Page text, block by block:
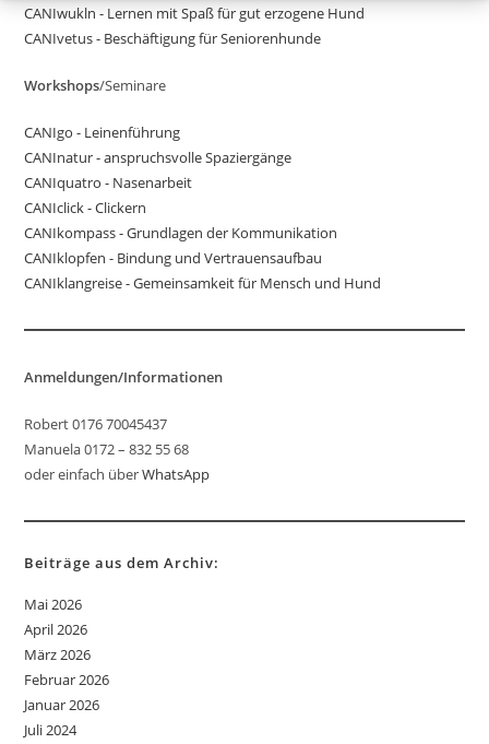
CANIwukln - Lernen mit Spaß für gut erzogene Hund
CANIvetus - Beschäftigung für Seniorenhunde
Workshops/Seminare
CANIgo - Leinenführung
CANInatur - anspruchsvolle Spaziergänge
CANIquatro - Nasenarbeit
CANIclick - Clickern
CANIkompass - Grundlagen der Kommunikation
CANIklopfen - Bindung und Vertrauensaufbau
CANIklangreise - Gemeinsamkeit für Mensch und Hund
Anmeldungen/Informationen
Robert 0176 70045437
Manuela 0172 – 832 55 68
oder einfach überWhatsApp
Beiträge aus dem Archiv:
Mai 2026
April 2026
März 2026
Februar 2026
Januar 2026
Juli 2024